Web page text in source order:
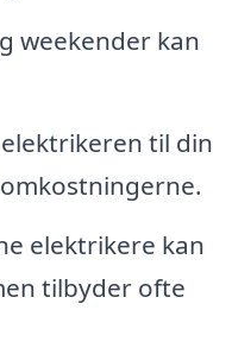
weekender kan
til din
elektrikere kan
tilbyder ofte